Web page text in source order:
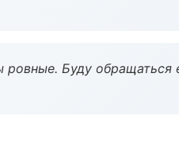
ровные. Буду обращаться